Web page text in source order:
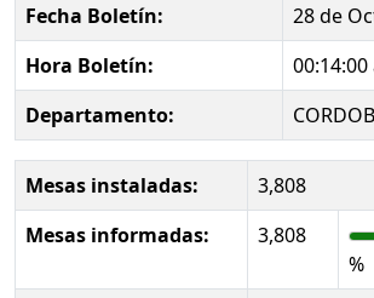
Fecha Boletín:
28 de
Hora Boletín:
00:14:00
Departamento:
Mesas instaladas:
3,808
Mesas informadas:
3,808
%